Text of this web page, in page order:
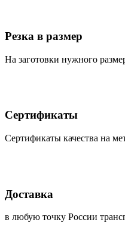
Резка в размер
На заготовки нужного
Сертификаты
Сертификаты качества на
Доставка
в любую точку России